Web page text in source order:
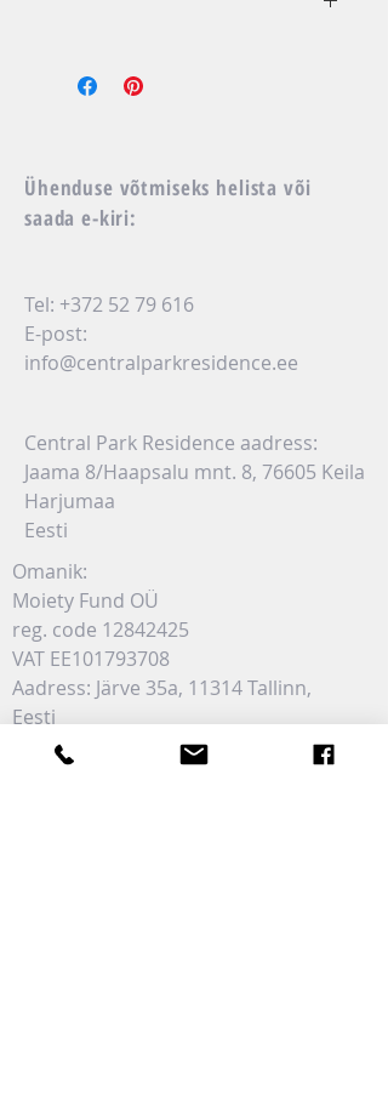
Ühenduse võtmiseks helista või
saada e-kiri:
Tel: +372 52 79 616
E-post:
info@centralparkresidence.ee
Central Park Residence aadress:
Jaama 8/Haapsalu mnt. 8, 76605 Keila
Harjumaa
Eesti
Omanik:
Moiety Fund OÜ
reg. code 12842425
VAT EE101793708
Aadress: Järve 35a, 11314 Tallinn,
Eesti